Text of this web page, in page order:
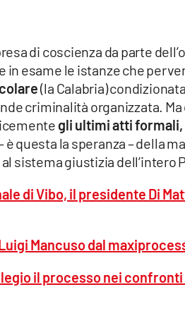
di coscienza da parte
esame le istanze che
(la Calabria)
criminalità organizzata. Ma
gli ultimi atti formali,
questa la speranza – della
sistema giustizia dell’intero
di Vibo, il presidente Di
Mancuso dal
il processo nei confronti